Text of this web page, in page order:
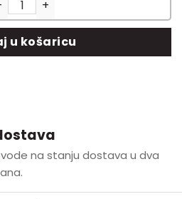
Mini ormar s držačem
u košaricu
na stanju dostava u dva